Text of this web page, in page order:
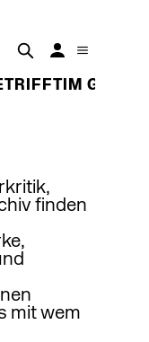
IM
finden
mit wem